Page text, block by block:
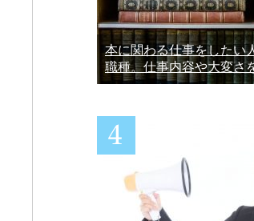
本に関わる仕事をしたい
職種。仕事内容や大変さ